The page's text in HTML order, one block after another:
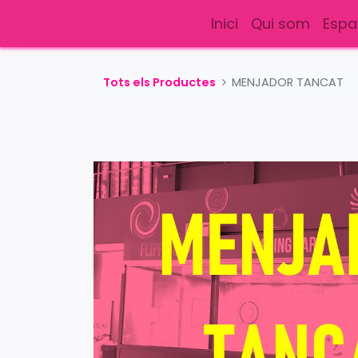
Inici Qui som
Tots els Productes MENJADOR TANCAT